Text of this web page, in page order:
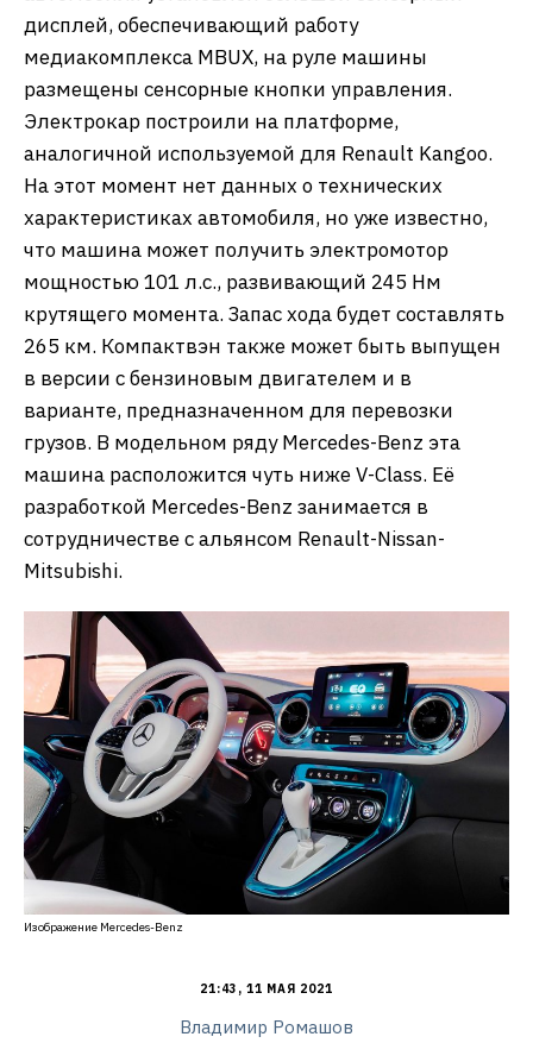
дисплей, обеспечивающий работу
медиакомплекса MBUX, на руле машины
размещены сенсорные кнопки управления.
Электрокар построили на платформе,
аналогичной используемой для Renault Kangoo.
На этот момент нет данных о технических
характеристиках автомобиля, но уже известно,
что машина может получить электромотор
мощностью 101 л.с., развивающий 245 Нм
крутящего момента. Запас хода будет составлять
265 км. Компактвэн также может быть выпущен
в версии с бензиновым двигателем и в
варианте, предназначенном для перевозки
грузов. В модельном ряду Mercedes-Benz эта
машина расположится чуть ниже V-Class. Её
разработкой Mercedes-Benz занимается в
сотрудничестве с альянсом Renault-Nissan-
Mitsubishi.
Изображение Mercedes-Benz
21:43, 11 МАЯ 2021
Владимир Ромашов